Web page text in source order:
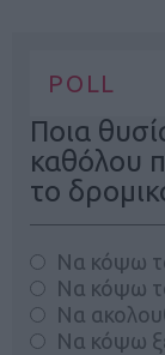
POLL
Ποια
καθόλου
το
Να κόψω
Να κόψω
Να
Να κόψω